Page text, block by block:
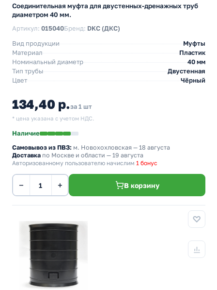
Соединительная муфта для двустенных-дренажных труб
диаметром 40 мм.
Артикул: 015040Бренд: DKC (ДКС)
Вид продукции
Муфты
Материал
Пластик
Номинальный диаметр
40 мм
Тип трубы
Двустенная
Цвет
Чёрный
134,40 р.за 1 шт
* цена указана с учетом НДС.
Наличие
Самовывоз из ПВЗ: м. Новохохловская — 18 августа
Доставка по Москве и области — 19 августа
Авторизованному пользователю начислим 1 бонус
− + В корзину